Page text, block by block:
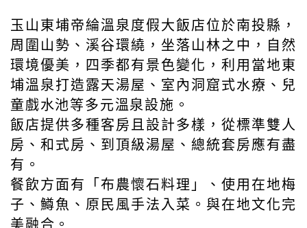
【玉山東埔帝綸溫泉度假大飯店】
玉山東埔帝綸溫泉度假大飯店位於南投縣，